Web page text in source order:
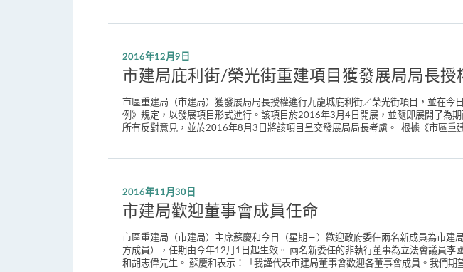
2016年12月9日
市建局庇利街/榮光街重建項目獲發展局局長授
市區重建局（市建局）獲發展局局長授權進行九龍城庇利街／榮光街項目，並在
例》規定，以發展項目形式進行。該項目於2016年3月4日開展，並隨即展開了為
所有反對意見，並於2016年8月3日將該項目呈交發展局局長考慮。 根據《市區
2016年11月30日
市建局歡迎董事會成員任命
市區重建局（市建局）主席蘇慶和今日（星期三）歡迎政府委任兩名新成員為市
方成員），任期由今年12月1日起生效。 兩名新委任的非執行董事為立法會議員
和胡志偉先生。 蘇慶和表示：「我謹代表市建局董事會歡迎各董事會成員。我們